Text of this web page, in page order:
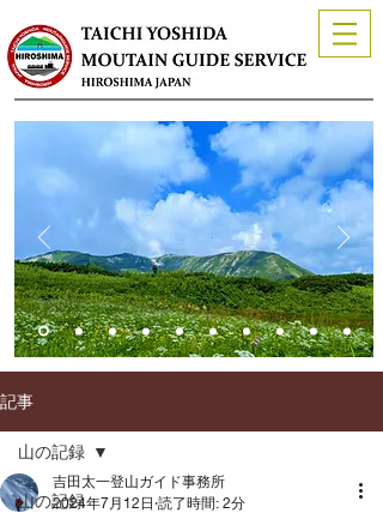
記事
山の記録
山の記録
吉田太一登山ガイド事務所
2024年7月12日 読了時間: 2分